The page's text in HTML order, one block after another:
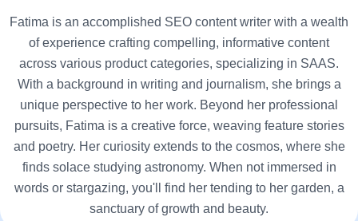
Fatima is an accomplished SEO content writer with a wealth
of experience crafting compelling, informative content
across various product categories, specializing in SAAS.
With a background in writing and journalism, she brings a
unique perspective to her work. Beyond her professional
pursuits, Fatima is a creative force, weaving feature stories
and poetry. Her curiosity extends to the cosmos, where she
finds solace studying astronomy. When not immersed in
words or stargazing, you'll find her tending to her garden, a
sanctuary of growth and beauty.